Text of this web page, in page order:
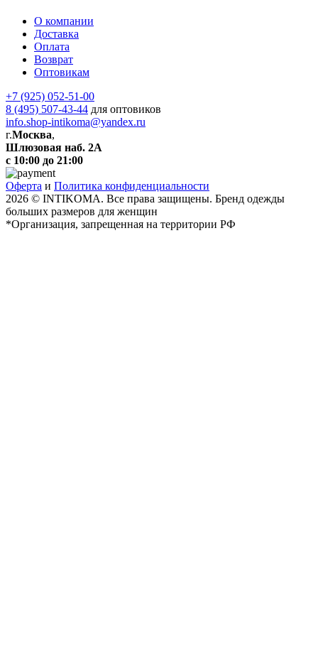
О компании
Доставка
Оплата
Возврат
Оптовикам
+7 (925) 052-51-00
8 (495) 507-43-44 для оптовиков
info.shop-intikoma@yandex.ru
г.Москва,
Шлюзовая наб. 2А
с 10:00 до 21:00
Оферта и Политика конфиденциальности
2026 © INTIKOMA. Все права защищены. Бренд одежды
больших размеров для женщин
*Организация, запрещенная на территории РФ